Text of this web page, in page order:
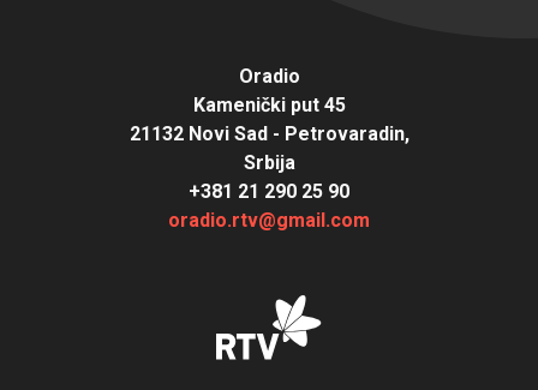
Oradio
Kamenički put 45
21132 Novi Sad - Petrovaradin,
Srbija
+381 21 290 25 90
oradio.rtv@gmail.com